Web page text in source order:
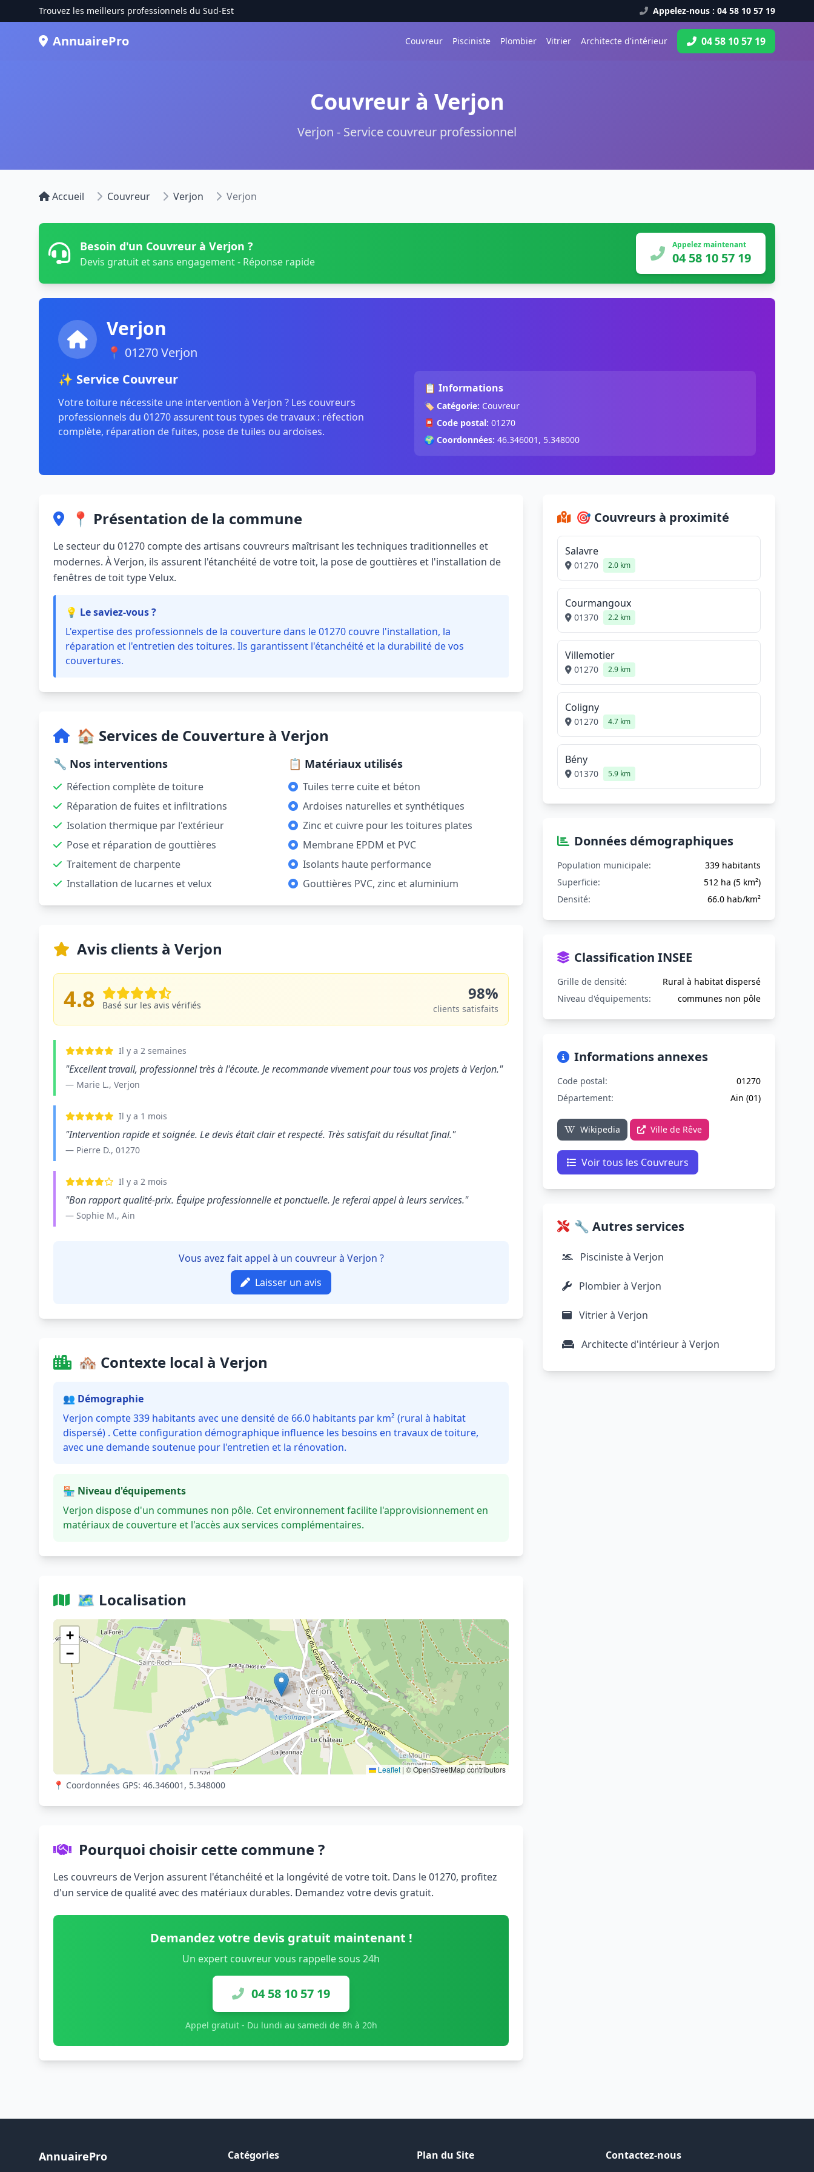
Trouvez les meilleurs professionnels du Sud-Est Appelez-nous : 04 58 10 57 19
AnnuairePro Couvreur Pisciniste Plombier Vitrier Architecte d'intérieur 04 58 10 57 19
Couvreur à Verjon
Verjon - Service couvreur professionnel
Accueil Couvreur Verjon Verjon
Besoin d'un Couvreur à Verjon ?
Devis gratuit et sans engagement - Réponse rapide
Appelez maintenant
04 58 10 57 19
Verjon
📍 01270 Verjon
✨ Service Couvreur
Votre toiture nécessite une intervention à Verjon ? Les couvreurs
professionnels du 01270 assurent tous types de travaux : réfection
complète, réparation de fuites, pose de tuiles ou ardoises.
📋 Informations
🏷️ Catégorie: Couvreur
📮 Code postal: 01270
🌍 Coordonnées: 46.346001, 5.348000
📍 Présentation de la commune
Le secteur du 01270 compte des artisans couvreurs maîtrisant les techniques traditionnelles et
modernes. À Verjon, ils assurent l'étanchéité de votre toit, la pose de gouttières et l'installation de
fenêtres de toit type Velux.
💡 Le saviez-vous ?
L'expertise des professionnels de la couverture dans le 01270 couvre l'installation, la
réparation et l'entretien des toitures. Ils garantissent l'étanchéité et la durabilité de vos
couvertures.
🏠 Services de Couverture à Verjon
🔧 Nos interventions
Réfection complète de toiture
Réparation de fuites et infiltrations
Isolation thermique par l'extérieur
Pose et réparation de gouttières
Traitement de charpente
Installation de lucarnes et velux
📋 Matériaux utilisés
Tuiles terre cuite et béton
Ardoises naturelles et synthétiques
Zinc et cuivre pour les toitures plates
Membrane EPDM et PVC
Isolants haute performance
Gouttières PVC, zinc et aluminium
Avis clients à Verjon
4.8 Basé sur les avis vérifiés
98%
clients satisfaits
Il y a 2 semaines
"Excellent travail, professionnel très à l'écoute. Je recommande vivement pour tous vos projets à Verjon."
— Marie L., Verjon
Il y a 1 mois
"Intervention rapide et soignée. Le devis était clair et respecté. Très satisfait du résultat final."
— Pierre D., 01270
Il y a 2 mois
"Bon rapport qualité-prix. Équipe professionnelle et ponctuelle. Je referai appel à leurs services."
— Sophie M., Ain
Vous avez fait appel à un couvreur à Verjon ?
Laisser un avis
🏘️ Contexte local à Verjon
👥 Démographie
Verjon compte 339 habitants avec une densité de 66.0 habitants par km² (rural à habitat
dispersé) . Cette configuration démographique influence les besoins en travaux de toiture,
avec une demande soutenue pour l'entretien et la rénovation.
🏪 Niveau d'équipements
Verjon dispose d'un communes non pôle. Cet environnement facilite l'approvisionnement en
matériaux de couverture et l'accès aux services complémentaires.
🗺️ Localisation
+
−
Leaflet | © OpenStreetMap contributors
Voir sur OpenStreetMap
📍 Coordonnées GPS: 46.346001, 5.348000
Pourquoi choisir cette commune ?
Les couvreurs de Verjon assurent l'étanchéité et la longévité de votre toit. Dans le 01270, profitez
d'un service de qualité avec des matériaux durables. Demandez votre devis gratuit.
Demandez votre devis gratuit maintenant !
Un expert couvreur vous rappelle sous 24h
04 58 10 57 19
Appel gratuit - Du lundi au samedi de 8h à 20h
🎯 Couvreurs à proximité
Salavre
01270 2.0 km
Courmangoux
01370 2.2 km
Villemotier
01270 2.9 km
Coligny
01270 4.7 km
Bény
01370 5.9 km
Données démographiques
Population municipale:
339 habitants
Superficie:
512 ha (5 km²)
Densité:
66.0 hab/km²
Classification INSEE
Grille de densité:
Rural à habitat dispersé
Niveau d'équipements:
communes non pôle
Informations annexes
Code postal:
01270
Département:
Ain (01)
Wikipedia Ville de Rêve
Voir tous les Couvreurs
🔧 Autres services
Pisciniste à Verjon
Plombier à Verjon
Vitrier à Verjon
Architecte d'intérieur à Verjon
AnnuairePro Catégories Plan du Site Contactez-nous